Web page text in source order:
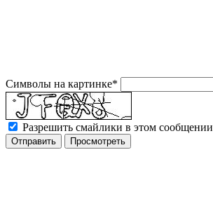
Символы на картинке*
Разрешить смайлики в этом сообщении